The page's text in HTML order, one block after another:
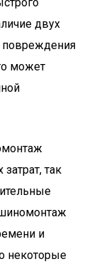
двух
повреждения
может
так
и
некоторые